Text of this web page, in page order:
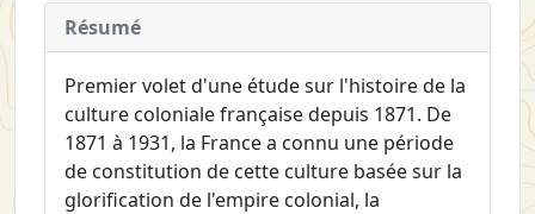
Résumé
Premier volet d'une étude sur l'histoire de la
culture coloniale française depuis 1871. De
1871 à 1931, la France a connu une période
de constitution de cette culture basée sur la
glorification de l'empire colonial, la